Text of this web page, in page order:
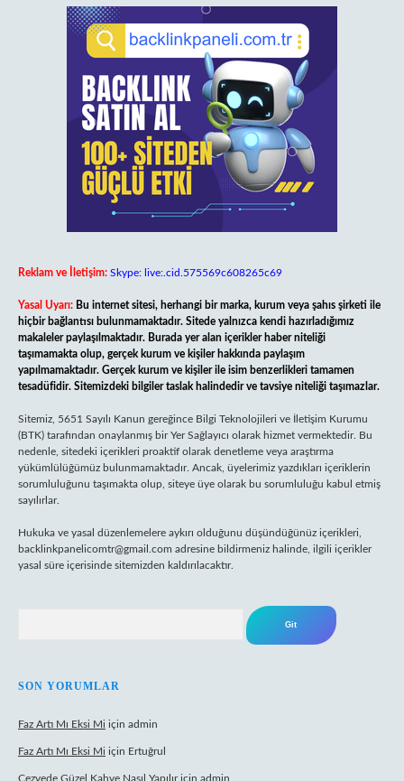
Reklam ve İletişim: Skype: live:.cid.575569c608265c69
Yasal Uyarı: Bu internet sitesi, herhangi bir marka, kurum veya şahıs şirketi ile
hiçbir bağlantısı bulunmamaktadır. Sitede yalnızca kendi hazırladığımız
makaleler paylaşılmaktadır. Burada yer alan içerikler haber niteliği
taşımamakta olup, gerçek kurum ve kişiler hakkında paylaşım
yapılmamaktadır. Gerçek kurum ve kişiler ile isim benzerlikleri tamamen
tesadüfidir. Sitemizdeki bilgiler taslak halindedir ve tavsiye niteliği taşımazlar.
Sitemiz, 5651 Sayılı Kanun gereğince Bilgi Teknolojileri ve İletişim Kurumu
(BTK) tarafından onaylanmış bir Yer Sağlayıcı olarak hizmet vermektedir. Bu
nedenle, sitedeki içerikleri proaktif olarak denetleme veya araştırma
yükümlülüğümüz bulunmamaktadır. Ancak, üyelerimiz yazdıkları içeriklerin
sorumluluğunu taşımakta olup, siteye üye olarak bu sorumluluğu kabul etmiş
sayılırlar.
Hukuka ve yasal düzenlemelere aykırı olduğunu düşündüğünüz içerikleri,
backlinkpanelicomtr@gmail.com adresine bildirmeniz halinde, ilgili içerikler
yasal süre içerisinde sitemizden kaldırılacaktır.
SON YORUMLAR
Faz Artı Mı Eksi Mi için admin
Faz Artı Mı Eksi Mi için Ertuğrul
Cezvede Güzel Kahve Nasıl Yapılıriçin admin